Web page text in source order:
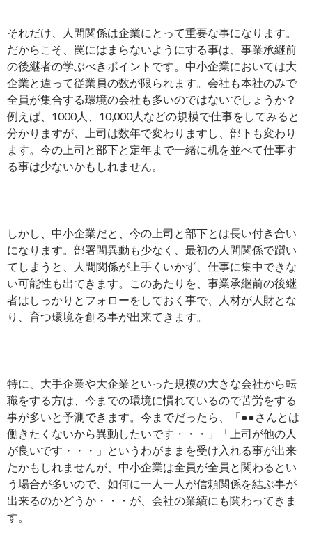
それだけ、人間関係は企業にとって重要な事になります。
だからこそ、罠にはまらないようにする事は、事業承継前
の後継者の学ぶべきポイントです。中小企業においては大
企業と違って従業員の数が限られます。会社も本社のみで
全員が集合する環境の会社も多いのではないでしょうか？
例えば、1000人、10,000人などの規模で仕事をしてみると
分かりますが、上司は数年で変わりますし、部下も変わり
ます。今の上司と部下と定年まで一緒に机を並べて仕事す
る事は少ないかもしれません。
しかし、中小企業だと、今の上司と部下とは長い付き合い
になります。部署間異動も少なく、最初の人間関係で躓い
てしまうと、人間関係が上手くいかず、仕事に集中できな
い可能性も出てきます。このあたりを、事業承継前の後継
者はしっかりとフォローをしておく事で、人材が人財とな
り、育つ環境を創る事が出来てきます。
特に、大手企業や大企業といった規模の大きな会社から転
職をする方は、今までの環境に慣れているので苦労をする
事が多いと予測できます。今までだったら、「●●さんとは
働きたくないから異動したいです・・・」「上司が他の人
が良いです・・・」というわがままを受け入れる事が出来
たかもしれませんが、中小企業は全員が全員と関わるとい
う場合が多いので、如何に一人一人が信頼関係を結ぶ事が
出来るのかどうか・・・が、会社の業績にも関わってきま
す。